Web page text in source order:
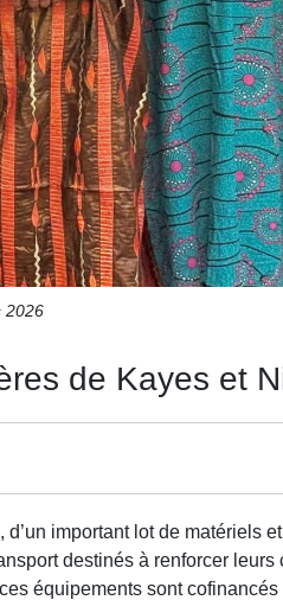
2026
de Kayes et
important lot de matériels
destinés à renforcer leurs
équipements sont